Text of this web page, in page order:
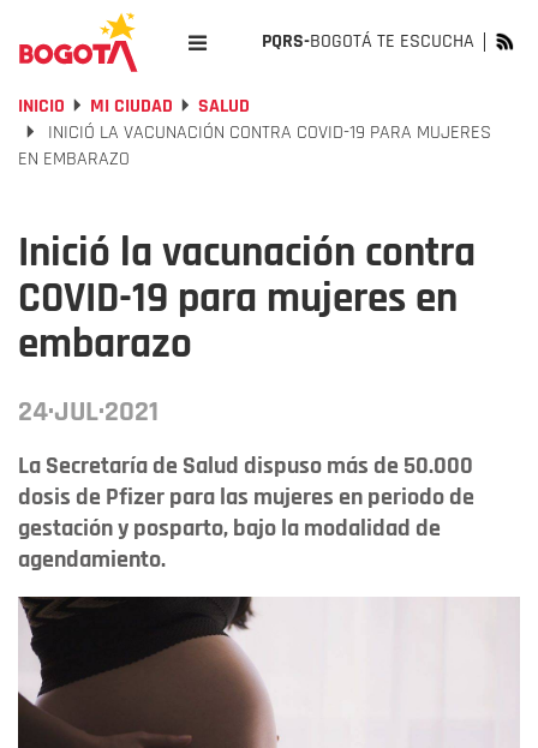
PQRS-BOGOTÁ TE ESCUCHA
INICIO MI CIUDAD
SALUD
INICIÓ LA VACUNACIÓN CONTRA COVID-19 PARA MUJERES
EN EMBARAZO
Inició la vacunación contra
COVID-19 para mujeres en
embarazo
24·JUL·2021
La Secretaría de Salud dispuso más de 50.000
dosis de Pfizer para las mujeres en periodo de
gestación y posparto, bajo la modalidad de
agendamiento.